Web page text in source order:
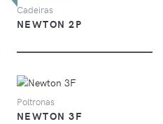
Cadeiras
NEWTON 2P
Poltronas
NEWTON 3F